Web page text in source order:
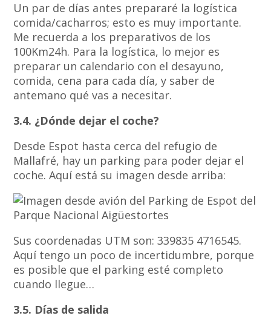
Un par de días antes prepararé la logística
comida/cacharros; esto es muy importante.
Me recuerda a los preparativos de los
100Km24h. Para la logística, lo mejor es
preparar un calendario con el desayuno,
comida, cena para cada día, y saber de
antemano qué vas a necesitar.
3.4. ¿Dónde dejar el coche?
Desde Espot hasta cerca del refugio de
Mallafré, hay un parking para poder dejar el
coche. Aquí está su imagen desde arriba:
Sus coordenadas UTM son: 339835 4716545.
Aquí tengo un poco de incertidumbre, porque
es posible que el parking esté completo
cuando llegue…
3.5. Días de salida